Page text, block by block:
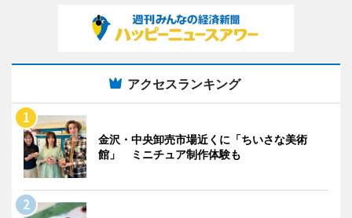
アクセスランキング
金沢・中央卸売市場近くに「ちいさな美術
館」 ミニチュア制作体験も